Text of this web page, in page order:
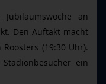
an
Den Auftakt macht
(19:30 Uhr).
ein